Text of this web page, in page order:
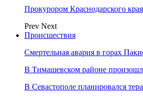
Прокурором Краснодарского
Prev Next
Происшествия
Смертельная авария в горах
В Тимашевском районе
В Севастополе планировался